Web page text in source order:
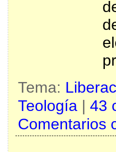
Tema:
Teología| 43
Comentarios